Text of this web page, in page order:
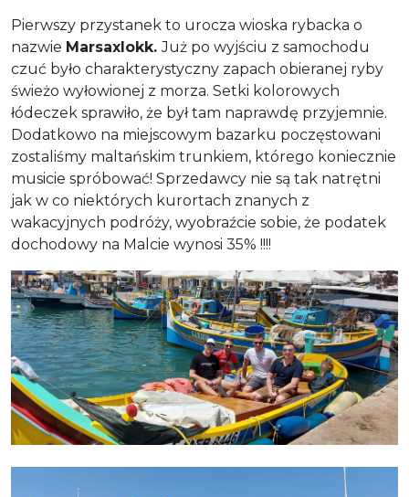
Pierwszy przystanek to urocza wioska rybacka o
nazwie Marsaxlokk.Już po wyjściu z samochodu
czuć było charakterystyczny zapach obieranej ryby
świeżo wyłowionej z morza. Setki kolorowych
łódeczek sprawiło, że był tam naprawdę przyjemnie.
Dodatkowo na miejscowym bazarku poczęstowani
zostaliśmy maltańskim trunkiem, którego koniecznie
musicie spróbować! Sprzedawcy nie są tak natrętni
jak w co niektórych kurortach znanych z
wakacyjnych podróży, wyobraźcie sobie, że podatek
dochodowy na Malcie wynosi 35% !!!!